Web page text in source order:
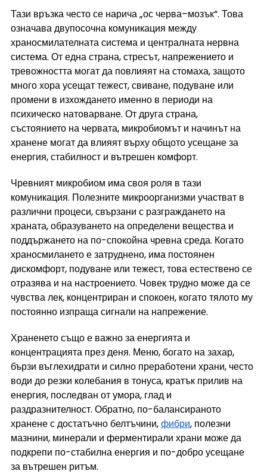
Тази връзка често се нарича „ос черва–мозък“. Това
означава двупосочна комуникация между
храносмилателната система и централната нервна
система. От една страна, стресът, напрежението и
тревожността могат да повлияят на стомаха, защото
много хора усещат тежест, свиване, подуване или
промени в изхождането именно в периоди на
психическо натоварване. От друга страна,
състоянието на червата, микробиомът и начинът на
хранене могат да влияят върху общото усещане за
енергия, стабилност и вътрешен комфорт.
Чревният микробиом има своя роля в тази
комуникация. Полезните микроорганизми участват в
различни процеси, свързани с разграждането на
храната, образуването на определени вещества и
поддържането на по-спокойна чревна среда. Когато
храносмилането е затруднено, има постоянен
дискомфорт, подуване или тежест, това естествено се
отразява и на настроението. Човек трудно може да се
чувства лек, концентриран и спокоен, когато тялото му
постоянно изпраща сигнали на напрежение.
Храненето също е важно за енергията и
концентрацията през деня. Меню, богато на захар,
бързи въглехидрати и силно преработени храни, често
води до резки колебания в тонуса, кратък прилив на
енергия, последван от умора, глад и
раздразнителност. Обратно, по-балансираното
хранене с достатъчно белтъчини, фибри, полезни
мазнини, минерали и ферментирали храни може да
подкрепи по-стабилна енергия и по-добро усещане
за вътрешен ритъм.